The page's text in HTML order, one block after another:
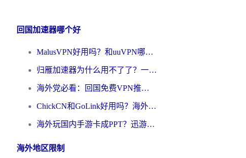
回国加速器哪个好
MalusVPN好用吗？和uuVPN哪个好？海外党无缝访问国内资源的真实对比与选择指南
归雁加速器为什么用不了了？一位海外游子的真实困惑与技术解答
海外党必看：回国免费VPN推荐？别踩坑！教你选对加速器无缝刷国内资源
ChickCN和GoLink好用吗？海外党如何选对回国加速器
海外玩国内手游卡成PPT？迅游和奇游手游哪个好？一篇讲透回国加速器怎么选
海外地区限制